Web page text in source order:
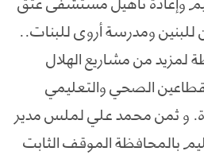
للبنين ومدرسة أروى للبنات..
لمزيد من مشاريع الهلال
الصحي والتعليمي
و ثمن محمد علي لملس مدير
بالمحافظة الموقف الثابت